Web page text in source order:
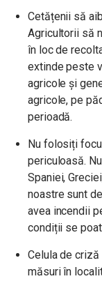
Cetățenii să
Agricultorii să
în loc de
extinde peste
agricole și
agricole, pe
perioadă.
Nu folosiți
periculoasă.
Spaniei,
noastre sunt
avea incendii
condiții se
Celula de
măsuri în